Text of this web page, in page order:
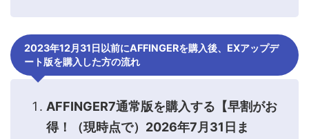
2023年12月31日以前にAFFINGERを購入後、EXアップデ
ート版を購入した方の流れ
AFFINGER7通常版を購入する【早割がお
得！（現時点で）2026年7月31日ま